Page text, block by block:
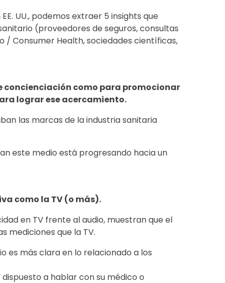
UU., podemos extraer 5 insights que
(proveedores de seguros, consultas
/ Consumer Health, sociedades científicas,
concienciación como para promocionar
lograr ese acercamiento.
las marcas de la industria sanitaria
este medio está progresando hacia un
como la TV (o más).
en TV frente al audio, muestran que el
mediciones que la TV.
es más clara en lo relacionado a los
dispuesto a hablar con su médico o